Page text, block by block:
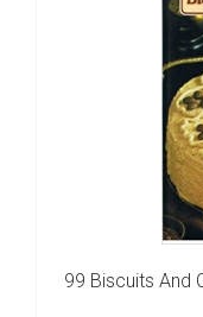
99 Biscuits And